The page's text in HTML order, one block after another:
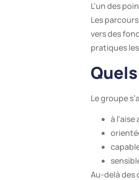
L’un des
Les
vers des
pratiques
Le groupe
à
Au-delà des